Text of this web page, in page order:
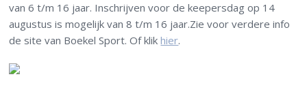
van 6 t/m 16 jaar. Inschrijven voor de keepersdag op 14
augustus is mogelijk van 8 t/m 16 jaar.Zie voor verdere info
de site van Boekel Sport. Of klikhier.